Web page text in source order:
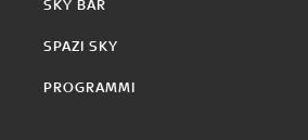
SKY BAR
SPAZI SKY
PROGRAMMI